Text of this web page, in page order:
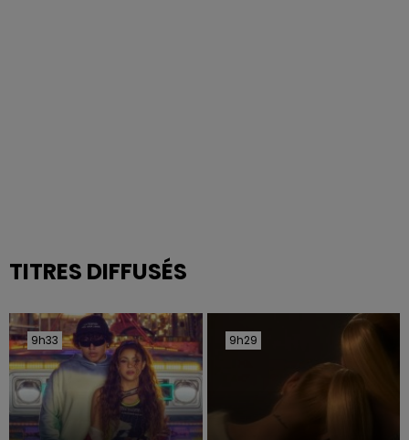
TITRES DIFFUSÉS
9h33
9h33 9h29
9h29